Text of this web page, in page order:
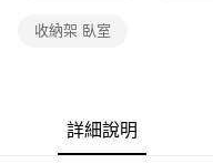
收納架 臥室
詳細說明